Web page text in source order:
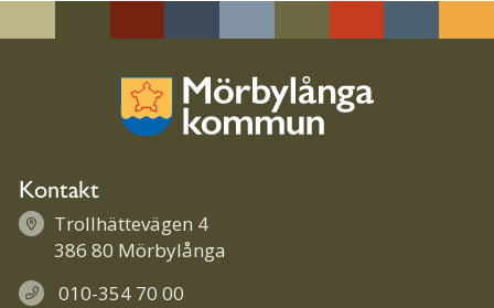
Kontakt
Trollhättevägen 4
386 80 Mörbylånga
010-354 70 00